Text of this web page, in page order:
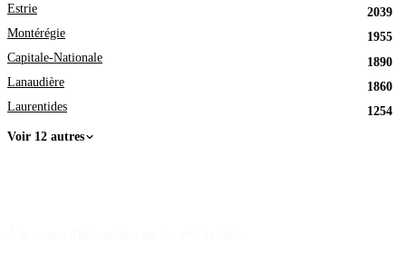
Estrie
2039
Montérégie
1955
Capitale-Nationale
1890
Lanaudière
1860
Laurentides
1254
Voir 12 autres